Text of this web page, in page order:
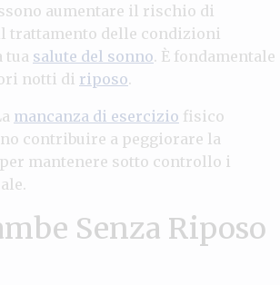
aumentare il rischio di
trattamento delle condizioni
tua salute del sonno. È fondamentale
notti di riposo.
mancanza di esercizio fisico
contribuire a peggiorare la
mantenere sotto controllo i
Senza Riposo